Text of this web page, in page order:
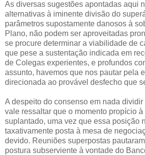
As diversas sugestões apontadas aqui
alternativas à iminente divisão do
parâmetros supostamente danosos à
Plano, não podem ser aproveitadas
se procure determinar a viabilidade de
que pese a sustentação indicada em
de Colegas experientes, e profundos
assunto, havemos que nos pautar pela
direcionada ao provável desfecho que
A despeito do consenso em nada dividir
vale ressaltar que o momento propício
suplantado, uma vez que essa posição
taxativamente posta à mesa de
devido. Reuniões superpostas
postura subserviente à vontade do